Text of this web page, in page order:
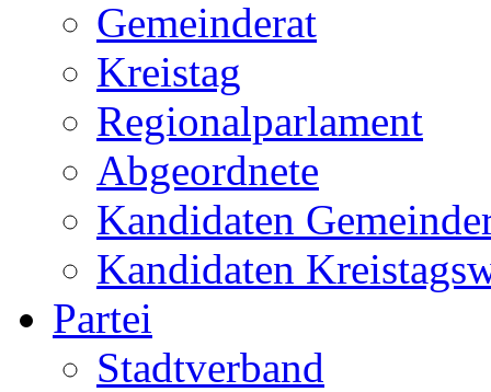
Gemeinderat
Kreistag
Regionalparlament
Abgeordnete
Kandidaten
Kandidaten
Partei
Stadtverband